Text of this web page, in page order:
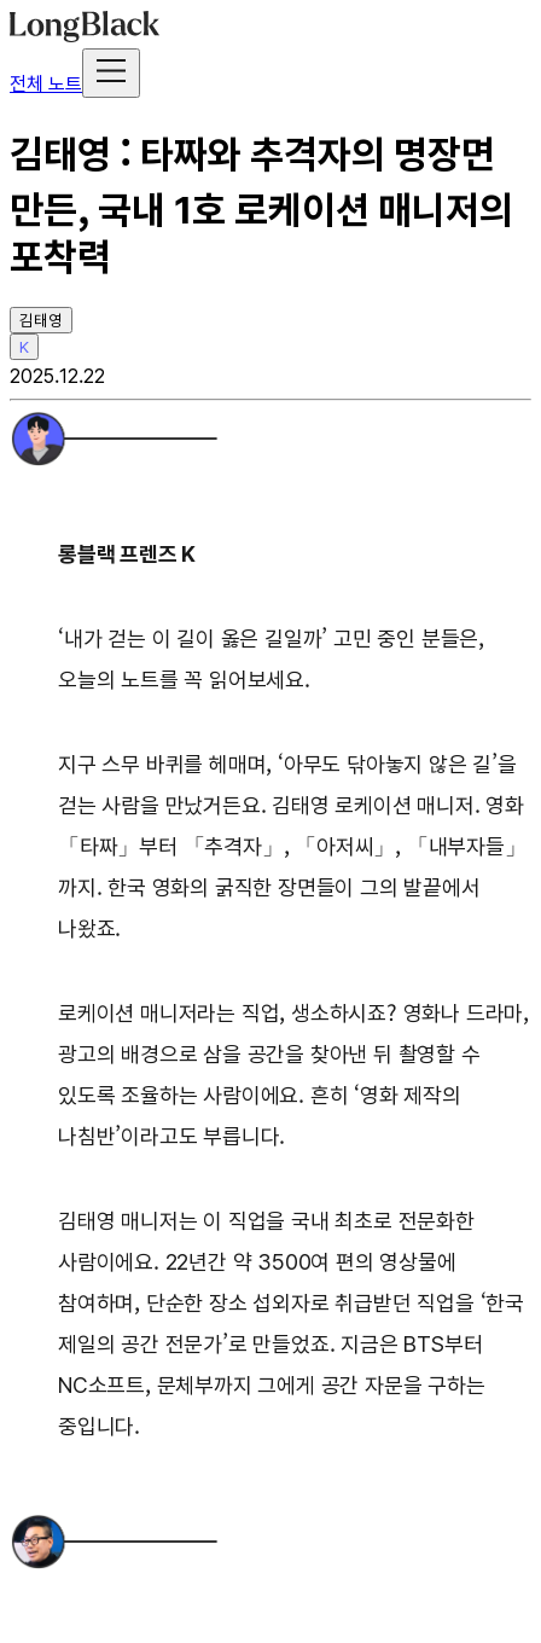
전체 노트
김태영 : 타짜와 추격자의 명장면
만든, 국내 1호 로케이션 매니저의
포착력
김태영
K
2025.12.22
롱블랙 프렌즈 K
‘내가 걷는 이 길이 옳은 길일까’ 고민 중인 분들은,
오늘의 노트를 꼭 읽어보세요.
지구 스무 바퀴를 헤매며, ‘아무도 닦아놓지 않은 길’을
걷는 사람을 만났거든요. 김태영 로케이션 매니저. 영화
「타짜」부터 「추격자」, 「아저씨」, 「내부자들」
까지. 한국 영화의 굵직한 장면들이 그의 발끝에서
나왔죠.
로케이션 매니저라는 직업, 생소하시죠? 영화나 드라마,
광고의 배경으로 삼을 공간을 찾아낸 뒤 촬영할 수
있도록 조율하는 사람이에요. 흔히 ‘영화 제작의
나침반’이라고도 부릅니다.
김태영 매니저는 이 직업을 국내 최초로 전문화한
사람이에요. 22년간 약 3500여 편의 영상물에
참여하며, 단순한 장소 섭외자로 취급받던 직업을 ‘한국
제일의 공간 전문가’로 만들었죠. 지금은 BTS부터
NC소프트, 문체부까지 그에게 공간 자문을 구하는
중입니다.